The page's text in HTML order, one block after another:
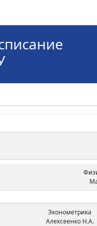
Эконометрика
Алексеенко Н.А.